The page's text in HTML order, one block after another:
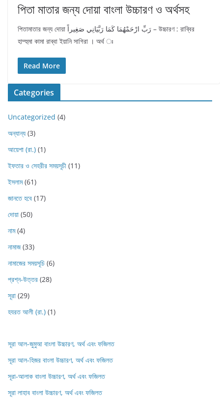
পিতা মাতার জন্য দোয়া বাংলা উচ্চারণ ও অর্থসহ
পিতামাতার জন্য দোয়া رَبِّ ارْحَمْهُمَا كَمَا رَبَّيَانِي صَغِيراً – উচ্চারণ : রাব্বির
হাম্হুমা কামা রাব্বা ইয়ানি সাগিরা । অর্থ ঃ
Read More
Categories
Uncategorized (4)
অন্যান্য (3)
আয়েশা (রা.) (1)
ইফতার ও সেহরীর সময়সূচী (11)
ইসলাম(61)
জানতে হবে (17)
দোয়া (50)
নাম(4)
নামাজ(33)
নামাজের সময়সূচি (6)
প্রশ্ন-উত্তর (28)
সূরা (29)
হযরত আলী (রা.) (1)
সূরা আল-জুমুআ বাংলা উচ্চারণ, অর্থ এবং ফজিলত
সূরা আল-হিজর বাংলা উচ্চারণ, অর্থ এবং ফজিলত
সূরা-আলাক বাংলা উচ্চারণ, অর্থ এবং ফজিলত
সূরা লাহাব‌‌‌ বাংলা উচ্চারণ, অর্থ এবং ফজিলত